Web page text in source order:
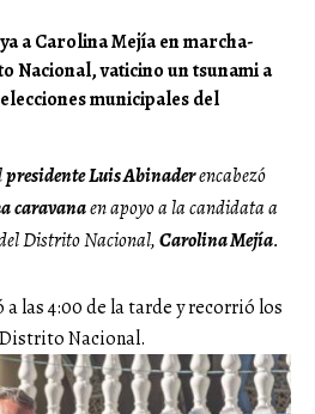
a Carolina Mejía en marcha-
Nacional, vaticino un tsunami a
municipales del
presidenteLuis Abinaderencabezó
caravanaen apoyo a la candidata a
Distrito Nacional,Carolina Mejía.
las 4:00 de la tarde y recorrió los
Nacional.